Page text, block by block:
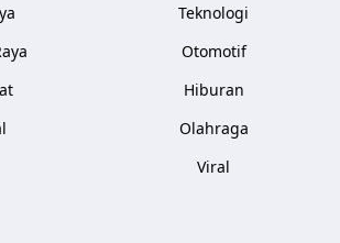
Teknologi
Otomotif
Hiburan
Olahraga
Viral